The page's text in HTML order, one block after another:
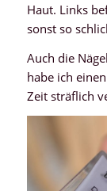
Haut. Links
sonst so
Auch die
habe ich
Zeit sträflich